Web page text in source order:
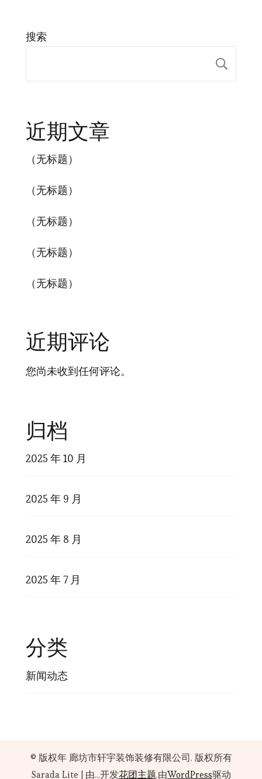
搜索
近期文章
（无标题）
（无标题）
（无标题）
（无标题）
（无标题）
近期评论
您尚未收到任何评论。
归档
2025 年 10 月
2025 年 9 月
2025 年 8 月
2025 年 7 月
分类
新闻动态
© 版权年 廊坊市轩宇装饰装修有限公司. 版权所有
Sarada Lite | 由...开发花团主题.由WordPress驱动